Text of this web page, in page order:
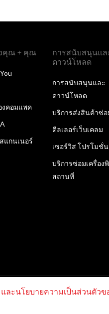
คุณ + คุณ
งคอมแพค
แกนเนอร์
การสนับสนุนแล
ดาวน์โหลด
การสนับสนุนและ
ดาวน์โหลด
บริการส่งสินค้าซ่อ
ดีลเลอร์เว็บเคลม
เซอร์วิส โปรโมชั่น
บริการซ่อมเครื่อง
สถานที่
และนโยบายความเป็นส่วนตัวข